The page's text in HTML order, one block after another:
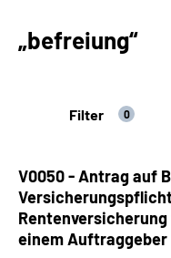
Experten
Suche
Language
„befreiung“
Filter 0
V0050 - Antrag auf
einem Auftraggeber